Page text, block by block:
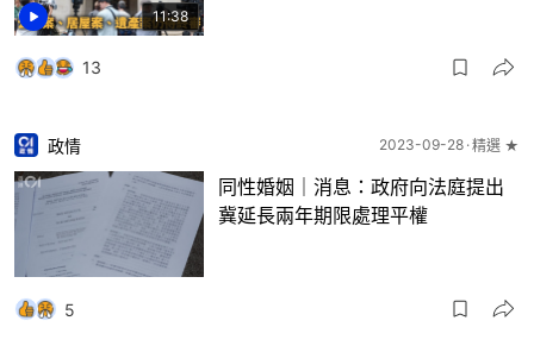
11:38
13
政情 2023-09-28 精選 ★
同性婚姻｜消息：政府向法庭提出
冀延長兩年期限處理平權
5